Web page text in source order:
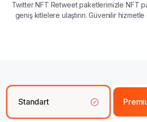
Twitter NFT Retweet paketlerimizle NFT
geniş kitlelere ulaştırın. Güvenilir hizmetle
Standart